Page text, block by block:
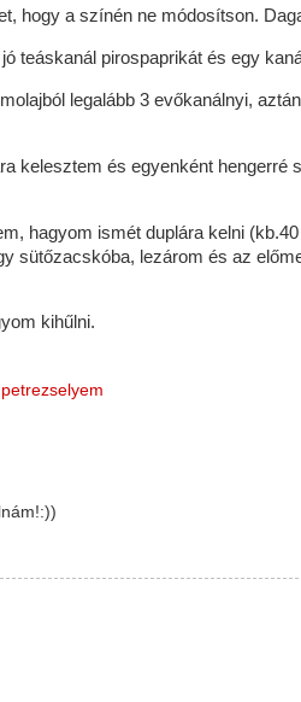
hogy a színén ne módosítson.
teáskanál pirospaprikát és egy
legalább 3 evőkanálnyi,
kelesztem és egyenként
hagyom ismét duplára kelni
sütőzacskóba, lezárom és az
kihűlni.
petrezselyem